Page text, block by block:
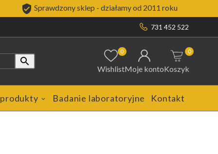
 Sprawdzony sklep - działamy od 2011 roku
731 452 522

0
WishlistMoje kontoKoszyk
0
Badanie laboratoryjne Kontakt